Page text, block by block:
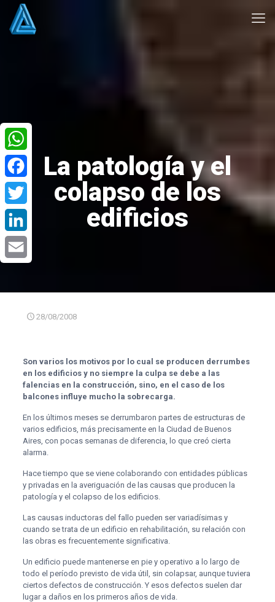
La patología y el
colapso de los
edificios
28/08/2008
Son varios los motivos por lo cual se producen derrumbes
en los edificios y no siempre la culpa se debe a las
falencias en la construcción, sino, en el caso de los
balcones influye mucho la sobrecarga.
En los últimos meses se derrumbaron partes de estructuras de
varios edificios, más precisamente en la Ciudad de Buenos
Aires, con pocas semanas de diferencia, lo que creó cierta
alarma.
Hace tiempo que se viene colaborando con entidades públicas
y privadas en la averiguación de las causas que producen la
patología y el colapso de los edificios.
Las causas inductoras del fallo pueden ser variadísimas y
cuando se trata de un edificio en rehabilitación, su relación con
las obras es frecuentemente significativa.
Un edificio puede mantenerse en pie y operativo a lo largo de
todo el período previsto de vida útil, sin colapsar, aunque tuviera
ciertos defectos de construcción. Y esos defectos suelen dar
lugar a daños en los primeros años de vida.
WhatsApp
Facebook
Twitter
LinkedIn